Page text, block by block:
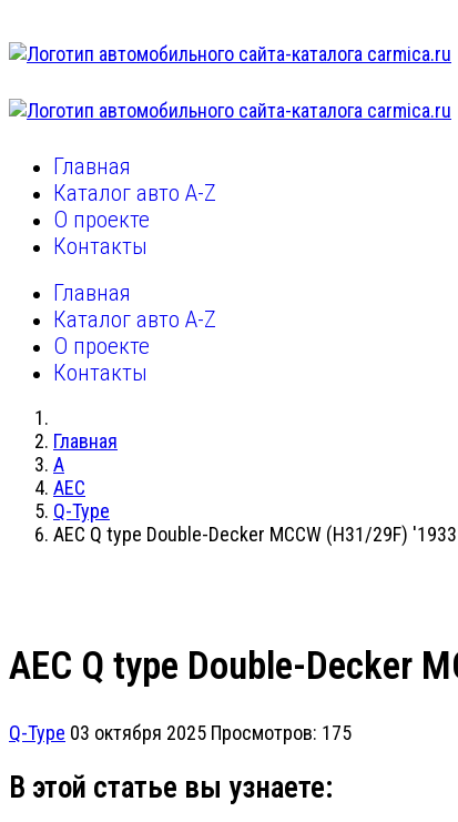
Главная
Каталог авто A-Z
О проекте
Контакты
Главная
Каталог авто A-Z
О проекте
Контакты
Главная
A
AEC
Q-Type
AEC Q type Double-Decker MCCW (H31/29F) '1933
AEC Q type Double-Decker
Q-Type 03 октября 2025 Просмотров: 175
В этой статье вы узнаете: